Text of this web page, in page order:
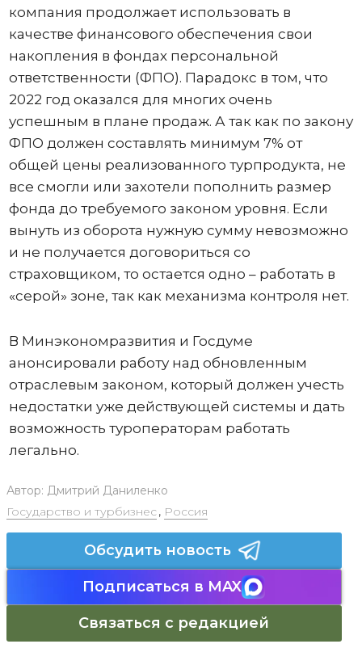
компания продолжает использовать в
качестве финансового обеспечения свои
накопления в фондах персональной
ответственности (ФПО). Парадокс в том, что
2022 год оказался для многих очень
успешным в плане продаж. А так как по закону
ФПО должен составлять минимум 7% от
общей цены реализованного турпродукта, не
все смогли или захотели пополнить размер
фонда до требуемого законом уровня. Если
вынуть из оборота нужную сумму невозможно
и не получается договориться со
страховщиком, то остается одно – работать в
«серой» зоне, так как механизма контроля нет.
В Минэкономразвития и Госдуме
анонсировали работу над обновленным
отраслевым законом, который должен учесть
недостатки уже действующей системы и дать
возможность туроператорам работать
легально.
Автор: Дмитрий Даниленко
Государство и турбизнес, Россия
Обсудить новость
Подписаться в MAX
Связаться с редакцией